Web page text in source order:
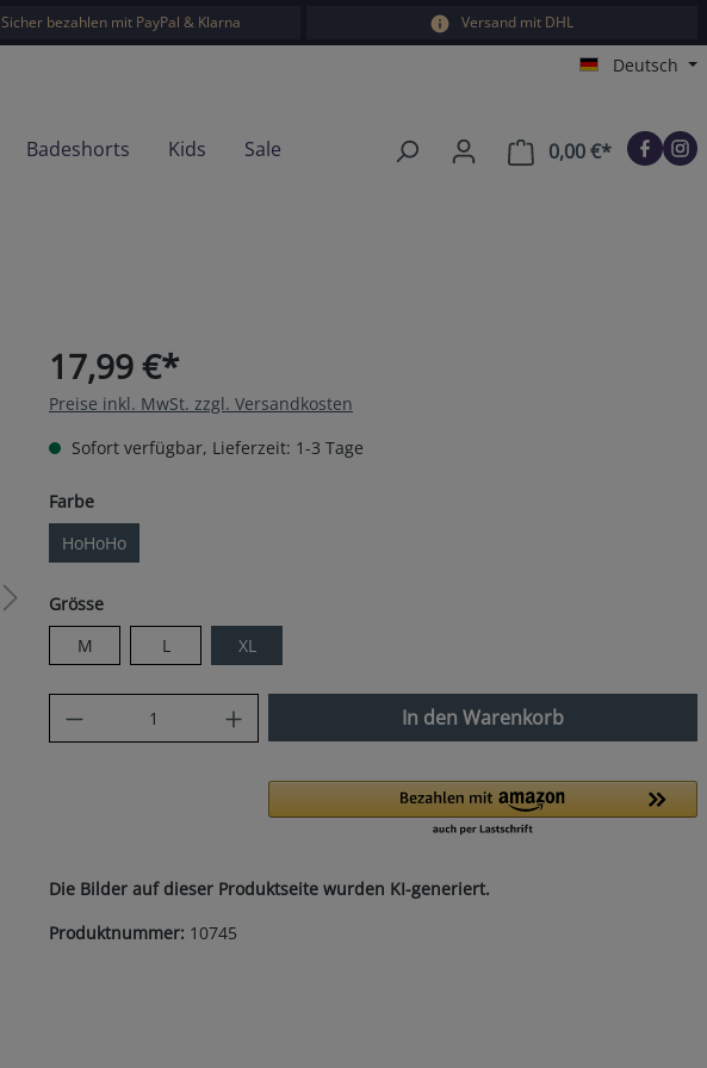
Sicher bezahlen mit PayPal & Klarna Versand mit DHL
Deutsch
Badeshorts Kids Sale 0,00 €*Warenkorb
17,99 €*
Preise inkl. MwSt. zzgl. Versandkosten
Sofort verfügbar, Lieferzeit: 1-3 Tage
Farbeauswählen
HoHoHo
Grösseauswählen
M
L XL
Produkt Anzahl: Gib den gewünschten Wert
In den Warenkorb
Die Bilder auf dieser Produktseite wurden KI-generiert.
Produktnummer: 10745